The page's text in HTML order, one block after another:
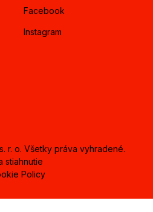
Facebook
Instagram
r. o. Všetky práva vyhradené.
stiahnutie
Policy